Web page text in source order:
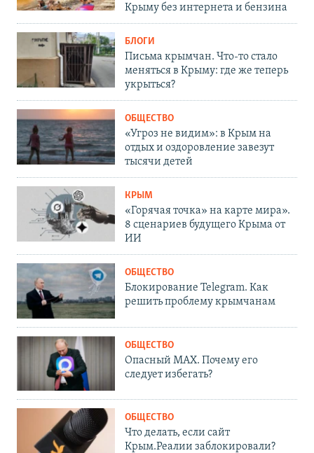
Крыму без интернета и бензина
БЛОГИ
Письма крымчан. Что-то стало
меняться в Крыму: где же теперь
укрыться?
ОБЩЕСТВО
«Угроз не видим»: в Крым на
отдых и оздоровление завезут
тысячи детей
КРЫМ
«Горячая точка» на карте мира».
8 сценариев будущего Крыма от
ИИ
ОБЩЕСТВО
Блокирование Telegram. Как
решить проблему крымчанам
ОБЩЕСТВО
Опасный MAX. Почему его
следует избегать?
ОБЩЕСТВО
Что делать, если сайт
Крым.Реалии заблокировали?